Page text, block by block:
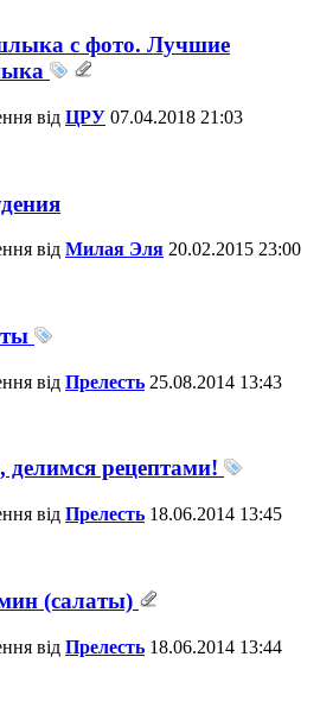
с фото. Лучшие
від ЦРУ 07.04.2018 21:03
від Милая Эля 20.02.2015 23:00
від Прелесть 25.08.2014 13:43
делимся рецептами!
від Прелесть 18.06.2014 13:45
(салаты)
від Прелесть 18.06.2014 13:44